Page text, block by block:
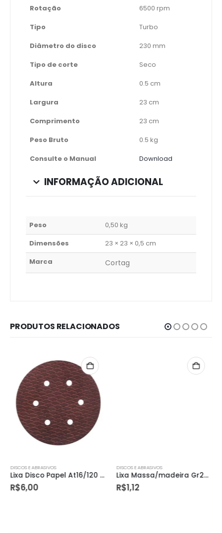
Rotação
6500 rpm
Tipo
Turbo
Diâmetro do disco
230 mm
Tipo de corte
Seco
Altura
0.5 cm
Largura
23 cm
Comprimento
23 cm
Peso Bruto
0.5 kg
Consulte o Manual
Download
INFORMAÇÃO ADICIONAL
Peso
0,50 kg
Dimensões
23 × 23 × 0,5 cm
Marca
Cortag
PRODUTOS RELACIONADOS
DISCOS E ABRASIVOS
Lixa Disco Papel At16/120 225mm Atlas
R$6,00
DISCOS E ABRASIVOS
Lixa Massa/madeira Gr220
R$1,12